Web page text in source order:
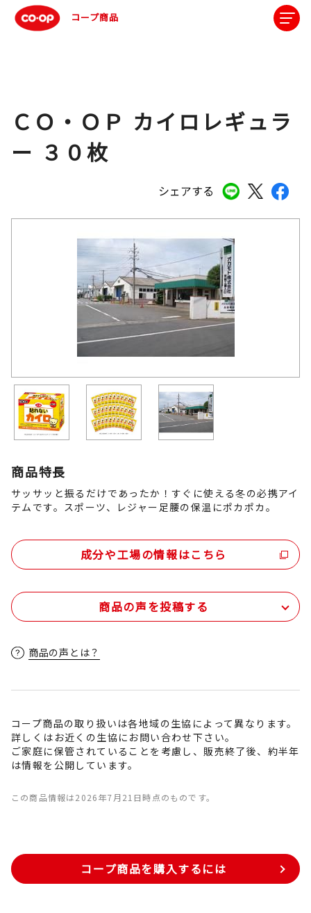
コープ商品
シェアする
ＣＯ・ＯＰ カイロレギュラ
ー ３０枚
商品特長
サッサッと振るだけであったか！すぐに使える冬の必携アイ
テムです。スポーツ、レジャー足腰の保温にポカポカ。
成分や工場の情報はこちら
商品の声を投稿する
商品の声とは？
コープ商品の取り扱いは各地域の生協によって異なります。
詳しくはお近くの生協にお問い合わせ下さい。
ご家庭に保管されていることを考慮し、販売終了後、約半年
は情報を公開しています。
この商品情報は2026年7月21日時点のものです。
コープ商品を購入するには